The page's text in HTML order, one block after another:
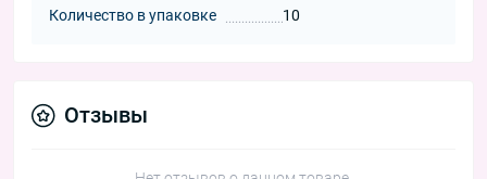
Количество в упаковке 10
Отзывы